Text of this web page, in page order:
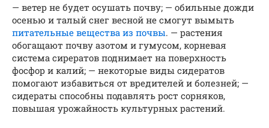
— ветер не будет осушать почву; — обильные дожди
осенью и талый снег весной не смогут вымыть
питательные вещества из почвы. — растения
обогащают почву азотом и гумусом, корневая
система сирератов поднимает на поверхность
фосфор и калий; — некоторые виды сидератов
помогают избавиться от вредителей и болезней; —
сидераты способны подавлять рост сорняков,
повышая урожайность культурных растений.